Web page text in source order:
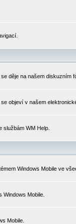
děje na našem diskuzním
objeví v našem
službám WM Help.
Windows Mobile ve
Mobile.
Mobile.